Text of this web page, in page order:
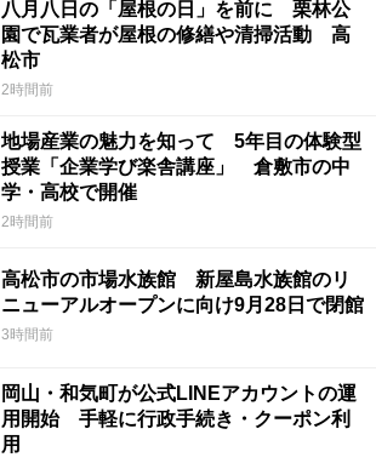
八月八日の「屋根の日」を前に 栗林公
園で瓦業者が屋根の修繕や清掃活動 高
松市
2時間前
地場産業の魅力を知って 5年目の体験型
授業「企業学び楽舎講座」 倉敷市の中
学・高校で開催
2時間前
高松市の市場水族館 新屋島水族館のリ
ニューアルオープンに向け9月28日で閉館
3時間前
岡山・和気町が公式LINEアカウントの運
用開始 手軽に行政手続き・クーポン利
用